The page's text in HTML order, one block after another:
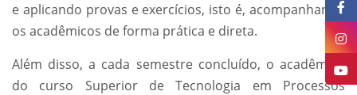
e aplicando provas e exercícios, isto é, acompanhando
os acadêmicos de forma prática e direta.
Além disso, a cada semestre concluído, o acadêmico
do curso Superior de Tecnologia em Processos